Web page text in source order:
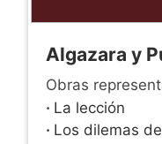
Algazara y
Obras
· La lección
· Los dilemas